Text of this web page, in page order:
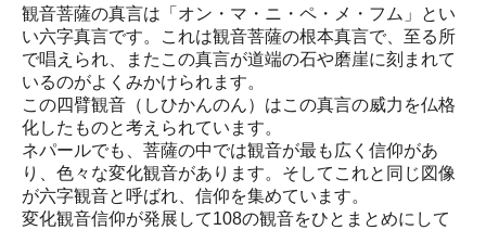
観音菩薩の真言は「オン・マ・ニ・ペ・メ・フム」とい
い六字真言です。これは観音菩薩の根本真言で、至る所
で唱えられ、またこの真言が道端の石や磨崖に刻まれて
いるのがよくみかけられます。
この四臂観音（しひかんのん）はこの真言の威力を仏格
化したものと考えられています。
ネパールでも、菩薩の中では観音が最も広く信仰があ
り、色々な変化観音があります。そしてこれと同じ図像
が六字観音と呼ばれ、信仰を集めています。
変化観音信仰が発展して108の観音をひとまとめにして